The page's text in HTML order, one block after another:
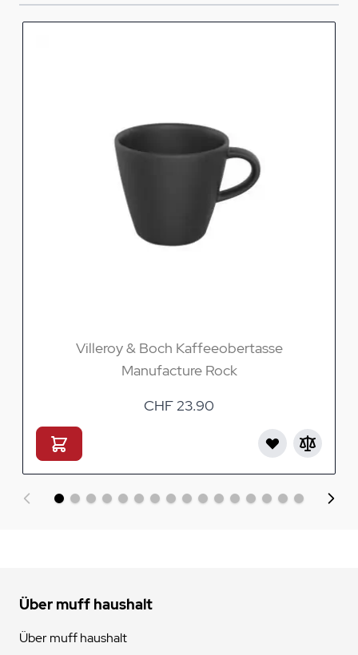
Villeroy & Boch Kaffeeobertasse
Manufacture Rock
CHF 23.90
Über muff haushalt
Über muff haushalt